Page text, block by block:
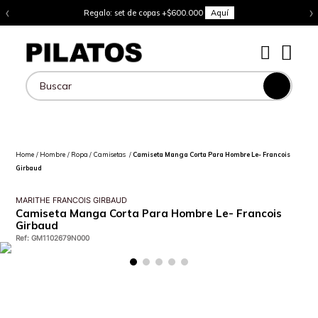
‹ Regalo: set de copas +$600.000 Aquí ›
Buscar
Hombre Ropa Camisetas
Camiseta Manga Corta Para Hombre Le- Francois
Girbaud
MARITHE FRANCOIS GIRBAUD
Camiseta Manga Corta Para Hombre Le- Francois
Girbaud
Ref:GM1102679N000